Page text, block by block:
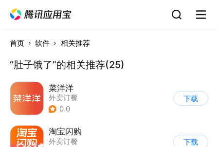
首页 软件 相关推荐
“肚子饿了”的相关推荐(25)
菜洋洋
外卖订餐
0.0
下载
淘宝闪购
外卖订餐
下载